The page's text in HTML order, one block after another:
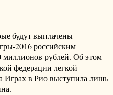
будут выплачены
2016 российским
миллионов рублей. Об этом
федерации легкой
в Рио выступила лишь